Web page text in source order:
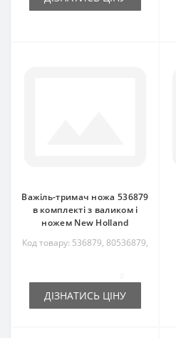
Важіль-тримач ножа 536879
в комплекті з валиком і
ножем New Holland
Код товару: 536879, 80536879,
RS3628, B4105, 80225937,
80450471
ДІЗНАТИСЬ ЦІНУ